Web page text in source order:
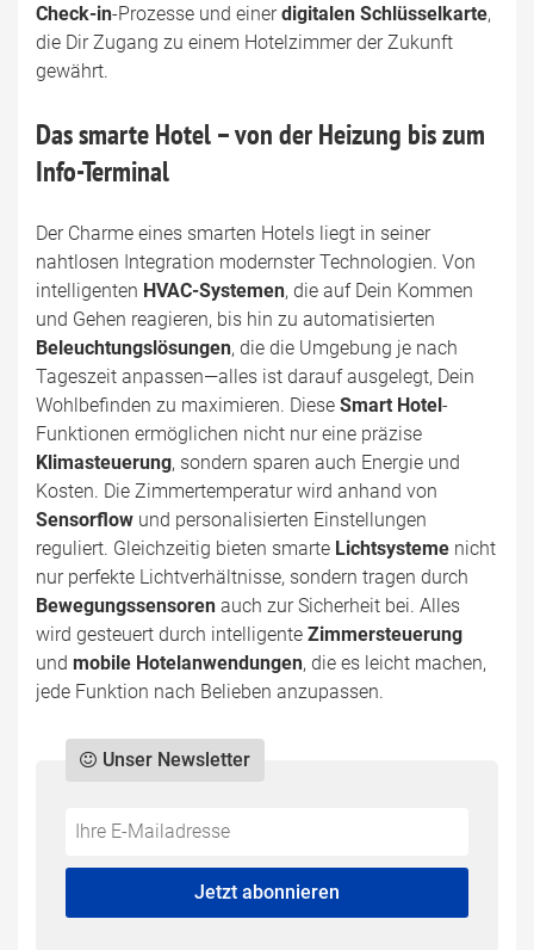
Check-in-Prozesse und einerdigitalen Schlüsselkarte,
die Dir Zugang zu einem Hotelzimmer der Zukunft
gewährt.
Das smarte Hotel – von der Heizung bis zum
Info-Terminal
Der Charme eines smarten Hotels liegt in seiner
nahtlosen Integration modernster Technologien. Von
intelligenten HVAC-Systemen, die auf Dein Kommen
und Gehen reagieren, bis hin zu automatisierten
Beleuchtungslösungen, die die Umgebung je nach
Tageszeit anpassen—alles ist darauf ausgelegt, Dein
Wohlbefinden zu maximieren. Diese Smart Hotel-
Funktionen ermöglichen nicht nur eine präzise
Klimasteuerung, sondern sparen auch Energie und
Kosten. Die Zimmertemperatur wird anhand von
Sensorflow und personalisierten Einstellungen
reguliert. Gleichzeitig bieten smarte Lichtsysteme nicht
nur perfekte Lichtverhältnisse, sondern tragen durch
Bewegungssensoren auch zur Sicherheit bei. Alles
wird gesteuert durch intelligente Zimmersteuerung
und mobile Hotelanwendungen, die es leicht machen,
jede Funktion nach Belieben anzupassen.
Do
fill
Unser Newsletter
*Ihre
Mailadresse:
Jetzt abonnieren